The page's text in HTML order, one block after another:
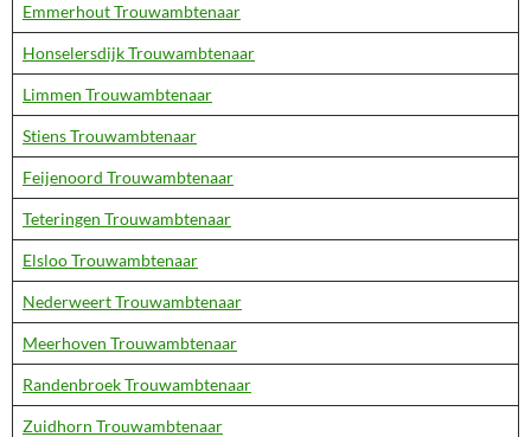
Emmerhout Trouwambtenaar
Honselersdijk Trouwambtenaar
Limmen Trouwambtenaar
Stiens Trouwambtenaar
Feijenoord Trouwambtenaar
Teteringen Trouwambtenaar
Elsloo Trouwambtenaar
Nederweert Trouwambtenaar
Meerhoven Trouwambtenaar
Randenbroek Trouwambtenaar
Zuidhorn Trouwambtenaar